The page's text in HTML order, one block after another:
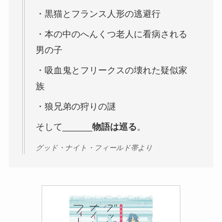
・黒猫とフランス人形の逃避行
・本の中のへんくつ老人に看病される
男の子
・吸血鬼とフリークスの壊れた疑似家
族
・狼兄弟の狩りの謎
そして______ 物語は巡る。
グッド・ナイト・フィールド帯より